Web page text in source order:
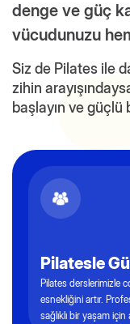
denge ve güç
vücudunuzu
Siz de Pilates ile
zihin
başlayın ve güçlü
Pilatesle
Pilates derslerimizle
esnekliğini artır.
sağlıklı bir yaşam için